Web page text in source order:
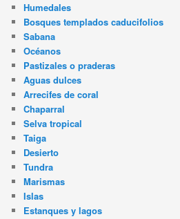
Humedales
Bosques templados caducifolios
Sabana
Océanos
Pastizales o praderas
Aguas dulces
Arrecifes de coral
Chaparral
Selva tropical
Taiga
Desierto
Tundra
Marismas
Islas
Estanques y lagos